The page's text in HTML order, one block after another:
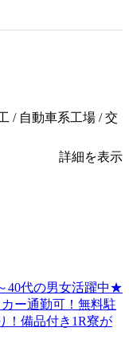
/ 自動車系工場 / 交
詳細を表示